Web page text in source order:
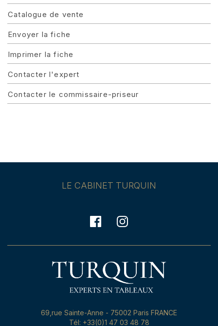
Catalogue de vente
Envoyer la fiche
Imprimer la fiche
Contacter l'expert
Contacter le commissaire-priseur
LE CABINET TURQUIN
69,rue Sainte-Anne - 75002 Paris FRANCE
Tél: +33(0)1 47 03 48 78